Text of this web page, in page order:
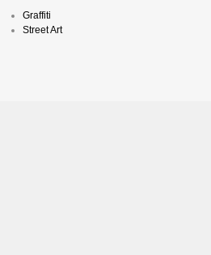
Graffiti
Street Art